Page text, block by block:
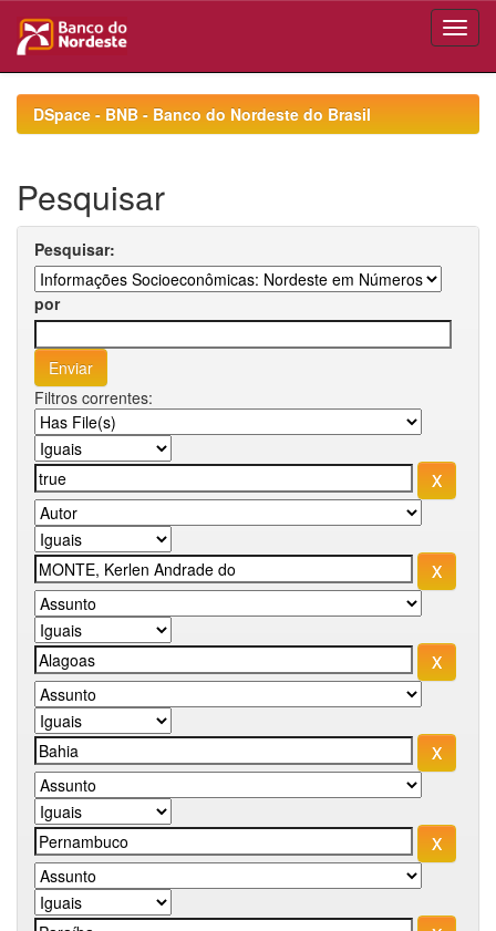
navigationDSpace - BNB - Banco do Nordeste do Brasil
Pesquisar
Pesquisar:
por
Filtros correntes: